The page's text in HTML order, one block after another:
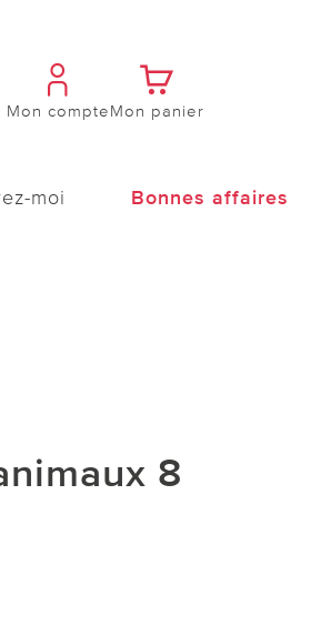
Mon compteMon panier
moi Bonnes affaires
8